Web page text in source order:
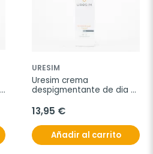
URESIM
Uresim crema
despigmentante de dia
13,95 €
Añadir al carrito